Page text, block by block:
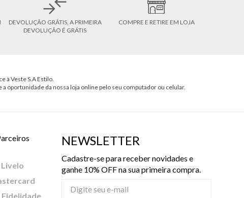
DEVOLUÇÃO GRÁTIS, A PRIMEIRA
DEVOLUÇÃO É GRÁTIS
COMPRE E RETIRE EM LOJA
à Veste S.A Estilo.
oportunidade da nossa loja online pelo seu computador ou celular.
Livelo
Fidelidade
NEWSLETTER
Cadastre-se para receber novidades e
ganhe 10% OFF na sua primeira compra.